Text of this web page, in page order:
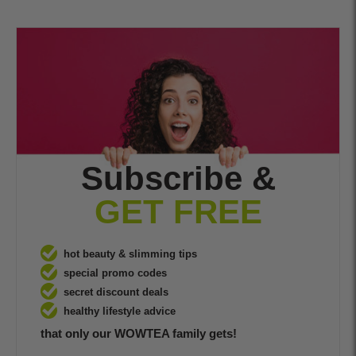
Subscribe &
GET FREE
hot beauty & slimming tips
special promo codes
secret discount deals
healthy lifestyle advice
that only our WOWTEA family gets!